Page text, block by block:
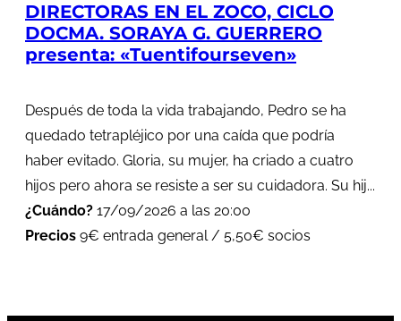
DIRECTORAS EN EL ZOCO, CICLO
DOCMA. SORAYA G. GUERRERO
presenta: «Tuentifourseven»
Después de toda la vida trabajando, Pedro se ha
quedado tetrapléjico por una caída que podría
haber evitado. Gloria, su mujer, ha criado a cuatro
hijos pero ahora se resiste a ser su cuidadora. Su hij...
¿Cuándo? 17/09/2026 a las 20:00
Precios 9€ entrada general / 5,50€ socios